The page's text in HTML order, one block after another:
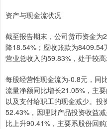
资产与现金流状况
截至报告期末，公司货币资金
降18.54%；应收账款为
营业总收入的59.83%，处于较
每股经营性现金流为-0.8元，同
流量净额同比增长21.05%，主
以及支付给职工的现金减少。
52.43%，因理财产品投资收益
比上升90.41%，主要系股份回购